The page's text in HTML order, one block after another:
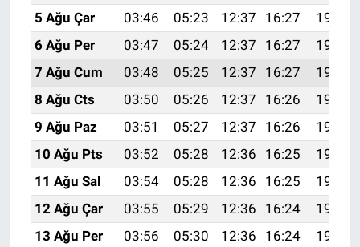
5 Ağu Çar
03:46 05:23 12:37 16:27
19:41
6 Ağu Per
03:47 05:24 12:37 16:27
19:40
7 Ağu Cum
03:48 05:25 12:37 16:27
19:39
8 Ağu Cts
03:50 05:26 12:37 16:26
19:38
9 Ağu Paz
03:51 05:27 12:37 16:26
19:37
10 Ağu Pts
03:52 05:28 12:36 16:25
19:35
11 Ağu Sal
03:54 05:28 12:36 16:25
19:34
12 Ağu Çar
03:55 05:29 12:36 16:24
19:33
13 Ağu Per
03:56 05:30 12:36 16:24
19:32